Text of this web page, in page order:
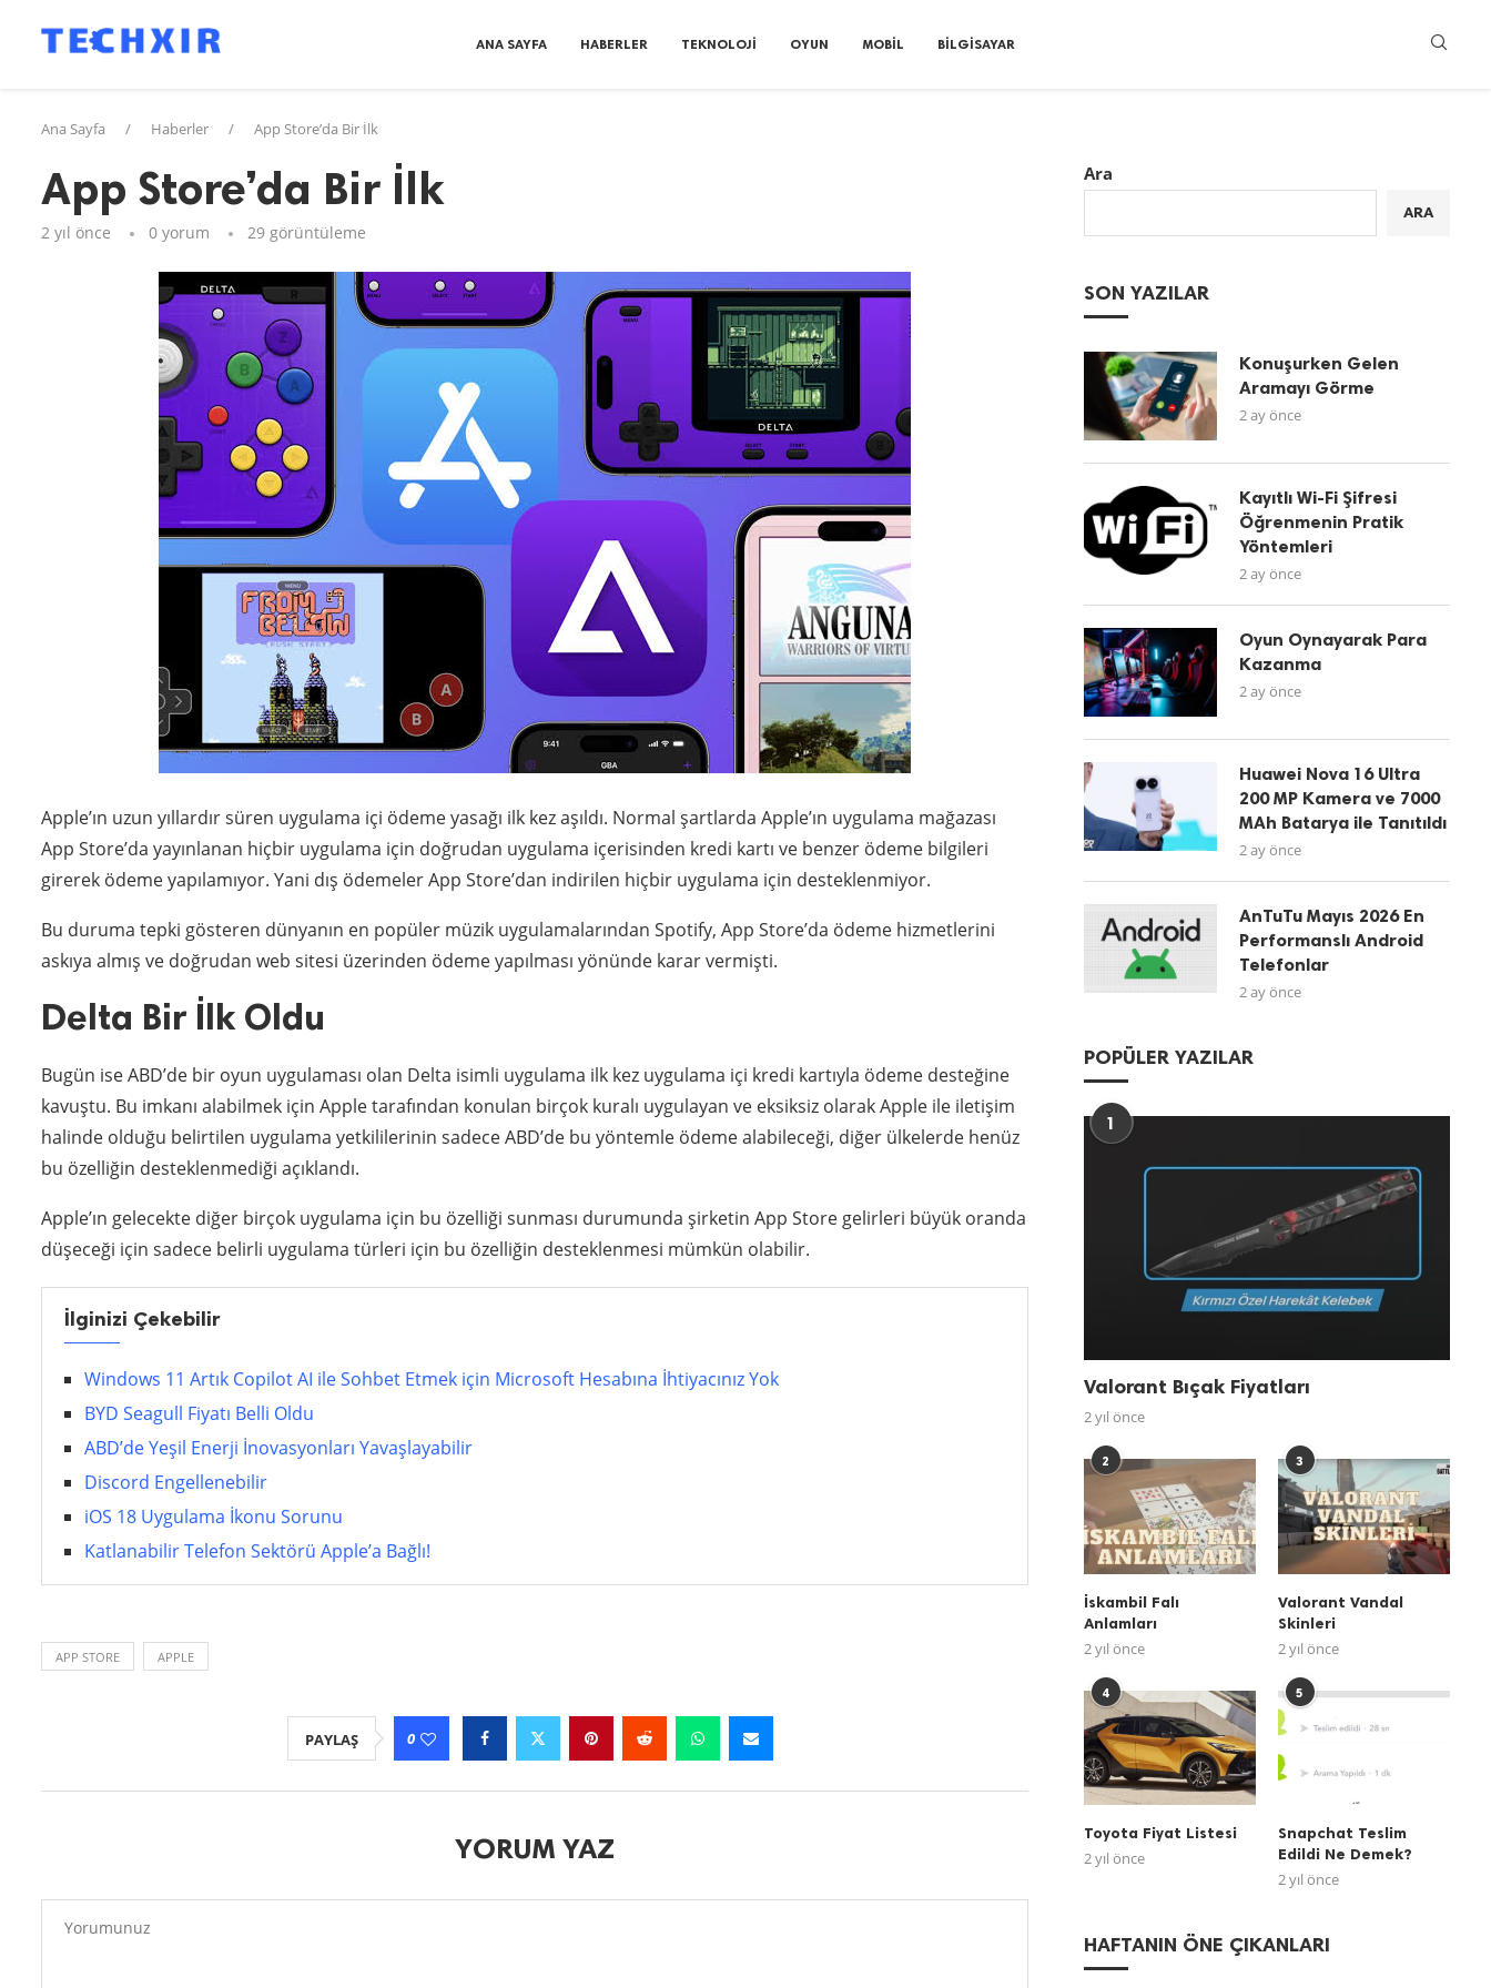
ANA SAYFA HABERLER TEKNOLOJI OYUN MOBIL BILGISAYAR
Ana Sayfa / Haberler / App Store’da Bir İlk
App Store’da Bir İlk
2 yıl önce 0 yorum 29 görüntüleme
Apple’ın uzun yıllardır süren uygulama içi ödeme yasağı ilk kez aşıldı. Normal şartlarda Apple’ın uygulama mağazası
App Store’da yayınlanan hiçbir uygulama için doğrudan uygulama içerisinden kredi kartı ve benzer ödeme bilgileri
girerek ödeme yapılamıyor. Yani dış ödemeler App Store’dan indirilen hiçbir uygulama için desteklenmiyor.
Bu duruma tepki gösteren dünyanın en popüler müzik uygulamalarından Spotify, App Store’da ödeme hizmetlerini
askıya almış ve doğrudan web sitesi üzerinden ödeme yapılması yönünde karar vermişti.
Delta Bir İlk Oldu
Bugün ise ABD’de bir oyun uygulaması olan Delta isimli uygulama ilk kez uygulama içi kredi kartıyla ödeme desteğine
kavuştu. Bu imkanı alabilmek için Apple tarafından konulan birçok kuralı uygulayan ve eksiksiz olarak Apple ile iletişim
halinde olduğu belirtilen uygulama yetkililerinin sadece ABD’de bu yöntemle ödeme alabileceği, diğer ülkelerde henüz
bu özelliğin desteklenmediği açıklandı.
Apple’ın gelecekte diğer birçok uygulama için bu özelliği sunması durumunda şirketin App Store gelirleri büyük oranda
düşeceği için sadece belirli uygulama türleri için bu özelliğin desteklenmesi mümkün olabilir.
İlginizi Çekebilir
Windows 11 Artık Copilot AI ile Sohbet Etmek için Microsoft Hesabına İhtiyacınız Yok
BYD Seagull Fiyatı Belli Oldu
ABD’de Yeşil Enerji İnovasyonları Yavaşlayabilir
Discord Engellenebilir
iOS 18 Uygulama İkonu Sorunu
Katlanabilir Telefon Sektörü Apple’a Bağlı!
APP STORE APPLE
PAYLAŞ 0
YORUM YAZ
Ara
ARA
SON YAZILAR
Konuşurken Gelen
Aramayı Görme
2 ay önce
Kayıtlı Wi-Fi Şifresi
Öğrenmenin Pratik
Yöntemleri
2 ay önce
Oyun Oynayarak Para
Kazanma
2 ay önce
Huawei Nova 16 Ultra
200 MP Kamera ve 7000
MAh Batarya ile Tanıtıldı
2 ay önce
AnTuTu Mayıs 2026 En
Performanslı Android
Telefonlar
2 ay önce
POPÜLER YAZILAR
1
Valorant Bıçak Fiyatları
2 yıl önce
2
İskambil Falı
Anlamları
2 yıl önce
3
Valorant Vandal
Skinleri
2 yıl önce
4
Toyota Fiyat Listesi
2 yıl önce
5
Snapchat Teslim
Edildi Ne Demek?
2 yıl önce
HAFTANIN ÖNE ÇIKANLARI